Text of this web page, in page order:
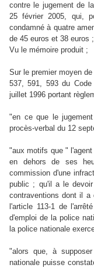
contre le jugement de
25 février 2005, qui,
condamné à quatre
de 45 euros et 38 euros ;
Vu le mémoire produit ;
Sur le premier moyen
537, 591, 593 du
juillet 1996 portant
"en ce que le
procès-verbal du 12
"aux motifs que "
en dehors de ses
commission d'une
public ; qu'il a le devoir
contraventions dont il
l'article 113-1 de
d'emploi de la police
la police nationale
"alors que, à
nationale puisse